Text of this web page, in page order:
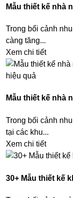
Mẫu thiết kế nhà
Trong bối cảnh
càng tăng...
Xem chi tiết
Mẫu thiết kế nhà
Trong bối cảnh
tại các khu...
Xem chi tiết
30+ Mẫu thiết kế